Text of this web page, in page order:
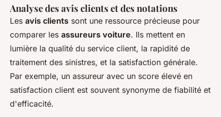
Analyse des avis clients et des notations
Les avis clients sont une ressource précieuse pour
comparer les assureurs voiture. Ils mettent en
lumière la qualité du service client, la rapidité de
traitement des sinistres, et la satisfaction générale.
Par exemple, un assureur avec un score élevé en
satisfaction client est souvent synonyme de fiabilité et
d'efficacité.